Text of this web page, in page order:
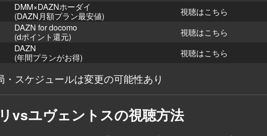
DMM×DAZNホーダイ
(DAZN月額プラン最安値)
視聴はこちら
DAZN for docomo
(dポイント還元)
視聴はこちら
DAZN
(年間プランがお得)
視聴はこちら
・スケジュールは変更の可能性あり
vsユヴェントスの視聴方法